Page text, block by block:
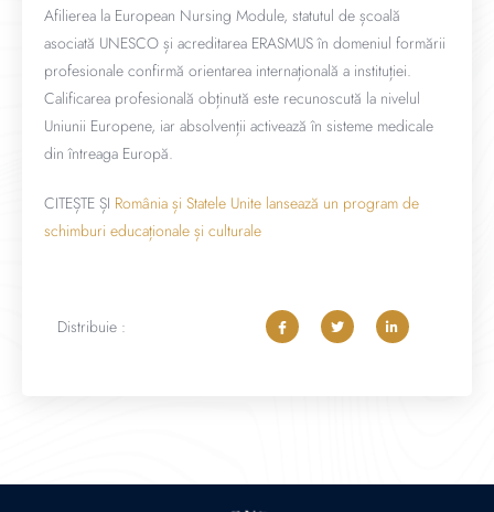
Afilierea la European Nursing Module, statutul de școală
asociată UNESCO și acreditarea ERASMUS în domeniul formării
profesionale confirmă orientarea internațională a instituției.
Calificarea profesională obținută este recunoscută la nivelul
Uniunii Europene, iar absolvenții activează în sisteme medicale
din întreaga Europă.
CITEȘTE ȘI România și Statele Unite lansează un program de
schimburi educaționale și culturale
Distribuie :